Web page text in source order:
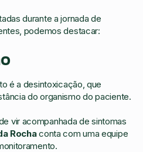
durante a jornada de
podemos destacar:
é a desintoxicação, que
do organismo do paciente.
vir acompanhada de sintomas
Rochaconta com uma equipe